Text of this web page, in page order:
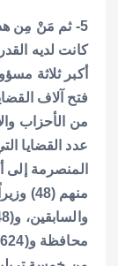
5- ثم مَنْ مِن
أكبر ثلاثة
فتح آلاف
من الأحزاب
عدد القضايا
منهم